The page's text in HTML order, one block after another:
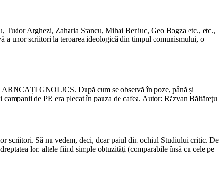
Tudor Arghezi, Zaharia Stancu, Mihai Beniuc, Geo Bogza etc., etc.,
a unor scriitori la teroarea ideologică din timpul comunismului, o
GNOI JOS. După cum se observă în poze, până și
campanii de PR era plecat în pauza de cafea. Autor: Răzvan Băltărețu
scriitori. Să nu vedem, deci, doar paiul din ochiul Studiului critic. De
lor, altele fiind simple obtuzități (comparabile însă cu cele pe